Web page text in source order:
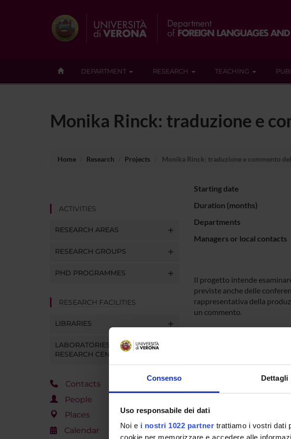
Consenso Dettagli
Uso responsabile dei dati
Noi e i nostri 1022 partner trattiamo i vostri dati
DEPARTMENT RESEARCH TEACHING
Monika Rinck: traduzione e
Home Research Projects Monika Rinck: traduzione e commento
ACTIVITIES
RESEARCH AREAS
RESEARCH GROUPS
PHD PROGRAMMES
RESEARCH FACILITIES
LIBRARIES
LABORATORIES AND
RESEARCH CENTRES
Contacts
People
Places
Calendar
Starting date
Duration (months)
Departments
Managers or local contacts
Il progetto intende
previste anche delle
rappresentativa della
un commento.
Chiara Conterno
COLLABORATORI ESTERNI
Gloria Colombo